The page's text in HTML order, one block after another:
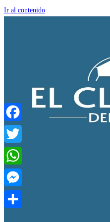
Ir al contenido
Facebook
Twitter
WhatsApp
Messenger